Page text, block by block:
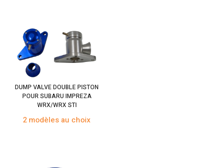
DUMP VALVE DOUBLE PISTON
POUR SUBARU IMPREZA
WRX/WRX STI
2 modèles au choix